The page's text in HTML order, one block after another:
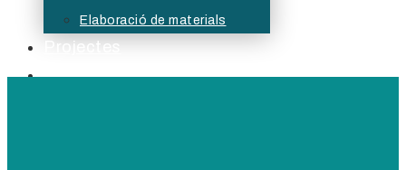
Elaboració de materials
Projectes
Serveis Formatius